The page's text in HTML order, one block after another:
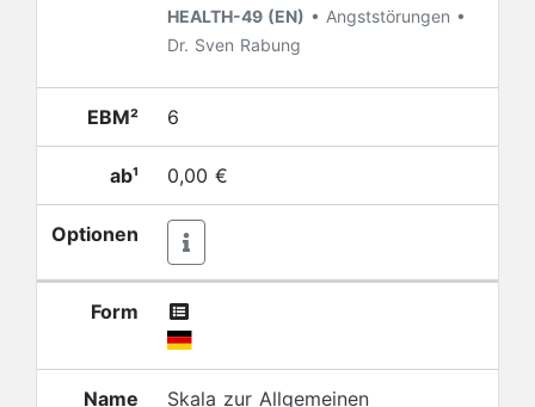
HEALTH-49 (EN) • Angststörungen •
Dr. Sven Rabung
EBM² 6
ab¹ 0,00 €
Optionen
Form
Name
Skala zur Allgemeinen